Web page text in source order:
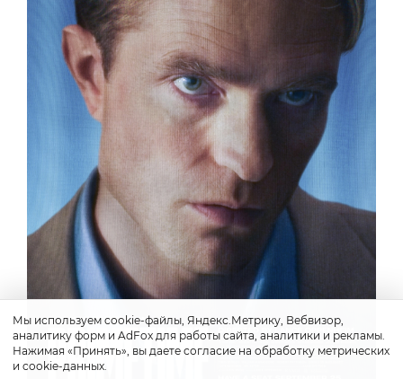
Мы используем cookie-файлы, Яндекс.Метрику, Вебвизор,
аналитику форм и AdFox для работы сайта, аналитики и рекламы.
Нажимая «Принять», вы даете согласие на обработку метрических
и cookie-данных.